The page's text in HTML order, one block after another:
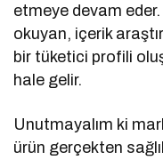
etmeye devam
okuyan, içerik
bir tüketici profili
hale gelir.
Unutmayalım ki
ürün gerçekten